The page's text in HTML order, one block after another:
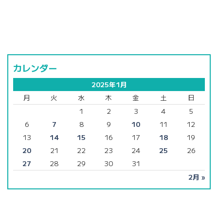
カレンダー
2025年1月
月
火 水 木 金 土 日
2月 »
1 2 3 4
5
6
7 8 9 10 11
12
13
14 15 16 17 18
19
20
21 22 23 24 25
26
27
28 29 30 31